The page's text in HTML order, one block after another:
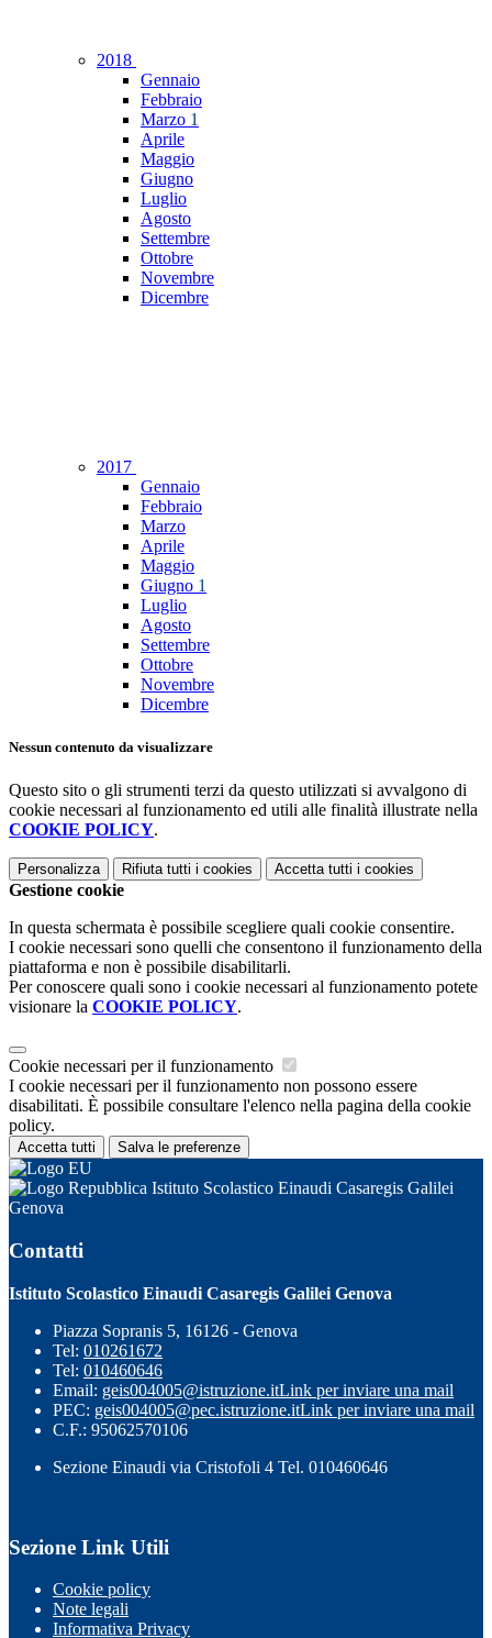
2018
Gennaio
Febbraio
Marzo 1
Aprile
Maggio
Giugno
Luglio
Agosto
Settembre
Ottobre
Novembre
Dicembre
2017
Gennaio
Febbraio
Marzo
Aprile
Maggio
Giugno 1
Luglio
Agosto
Settembre
Ottobre
Novembre
Dicembre
Nessun contenuto da visualizzare
Questo sito o gli strumenti terzi da questo utilizzati si avvalgono di
cookie necessari al funzionamento ed utili alle finalità illustrate nella
COOKIE POLICY.
Personalizza Rifiuta tutti i cookies Accetta tutti i cookies
Gestione cookie
In questa schermata è possibile scegliere quali cookie consentire.
I cookie necessari sono quelli che consentono il funzionamento della
piattaforma e non è possibile disabilitarli.
Per conoscere quali sono i cookie necessari al funzionamento potete
visionare la COOKIE POLICY.
Cookie necessari per il funzionamento
I cookie necessari per il funzionamento non possono essere
disabilitati. È possibile consultare l'elenco nella pagina della cookie
policy.
Accetta tutti Salva le preferenze
Istituto Scolastico Einaudi Casaregis Galilei
Genova
Contatti
Istituto Scolastico Einaudi Casaregis Galilei Genova
Piazza Sopranis 5, 16126 - Genova
Tel: 010261672
Tel: 010460646
Email: geis004005@istruzione.itLink per inviare una mail
PEC: geis004005@pec.istruzione.itLink per inviare una mail
C.F.: 95062570106
Sezione Einaudi via Cristofoli 4 Tel. 010460646
Sezione Link Utili
Cookie policy
Note legali
Informativa Privacy